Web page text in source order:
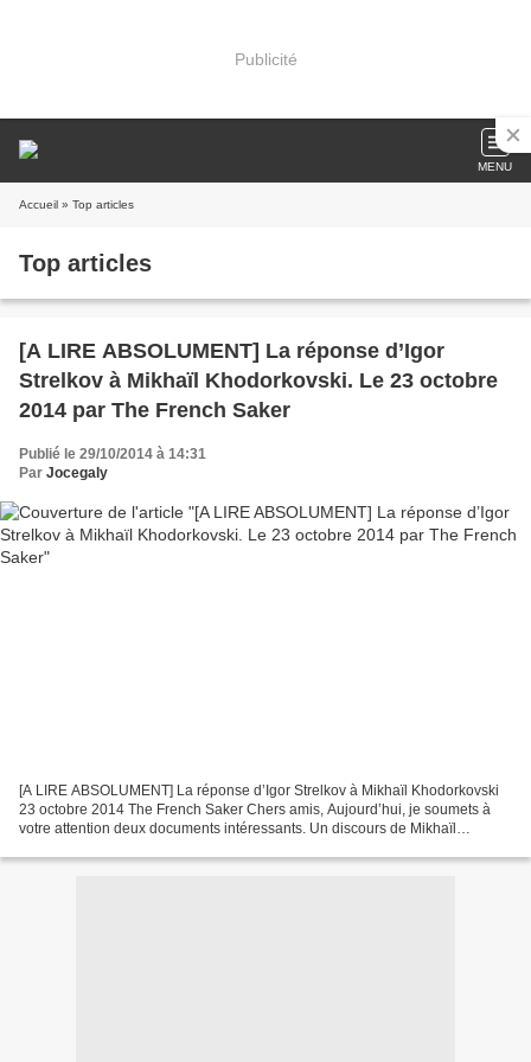
Publicité
MENU
Accueil » Top articles
Top articles
[A LIRE ABSOLUMENT] La réponse d’Igor
Strelkov à Mikhaïl Khodorkovski. Le 23 octobre
2014 par The French Saker
Publié le 29/10/2014 à 14:31
Par Jocegaly
[A LIRE ABSOLUMENT] La réponse d’Igor Strelkov à Mikhaïl Khodorkovski
23 octobre 2014 The French Saker Chers amis, Aujourd’hui, je soumets à
votre attention deux documents intéressants. Un discours de Mikhaïl